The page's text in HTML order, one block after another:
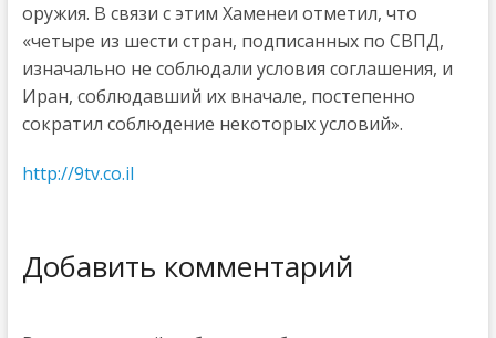
оружия. В связи с этим Хаменеи отметил, что
«четыре из шести стран, подписанных по СВПД,
изначально не соблюдали условия соглашения, и
Иран, соблюдавший их вначале, постепенно
сократил соблюдение некоторых условий».
http://9tv.co.il
Добавить комментарий